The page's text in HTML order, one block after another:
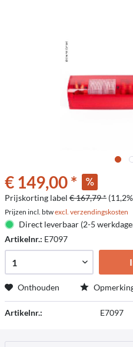
€ 149,00 *
Prijskorting label € 167,79 *
Prijzen incl. btwexcl. verzendingskosten
Direct leverbaar (2-5
Artikelnr.: E7097
Onthouden
Artikelnr.: E7097